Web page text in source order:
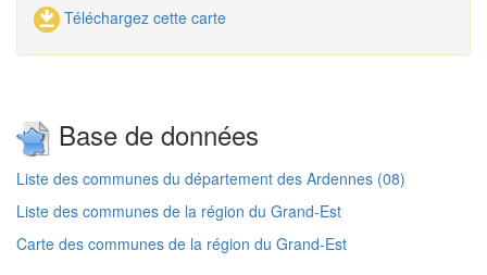
Téléchargez cette carte
Base de données
Liste des communes du département des Ardennes (08)
Liste des communes de la région du Grand-Est
Carte des communes de la région du Grand-Est